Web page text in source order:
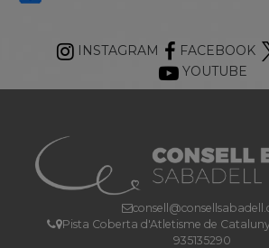
INSTAGRAM FACEBOOK
YOUTUBE
Pista Coberta d'Atletisme de
935135290